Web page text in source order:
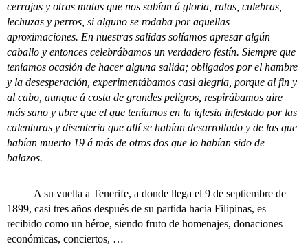
cerrajas y otras matas que nos sabían á gloria, ratas, culebras,
lechuzas y perros, si alguno se rodaba por aquellas
aproximaciones. En nuestras salidas solíamos apresar algún
caballo y entonces celebrábamos un verdadero festín. Siempre que
teníamos ocasión de hacer alguna salida; obligados por el hambre
y la desesperación, experimentábamos casi alegría, porque al fin y
al cabo, aunque á costa de grandes peligros, respirábamos aire
más sano y ubre que el que teníamos en la iglesia infestado por las
calenturas y disenteria que allí se habían desarrollado y de las que
habían muerto 19 á más de otros dos que lo habían sido de
balazos.
A su vuelta a Tenerife, a donde llega el 9 de septiembre de
1899, casi tres años después de su partida hacia Filipinas, es
recibido como un héroe, siendo fruto de homenajes, donaciones
económicas, conciertos, …